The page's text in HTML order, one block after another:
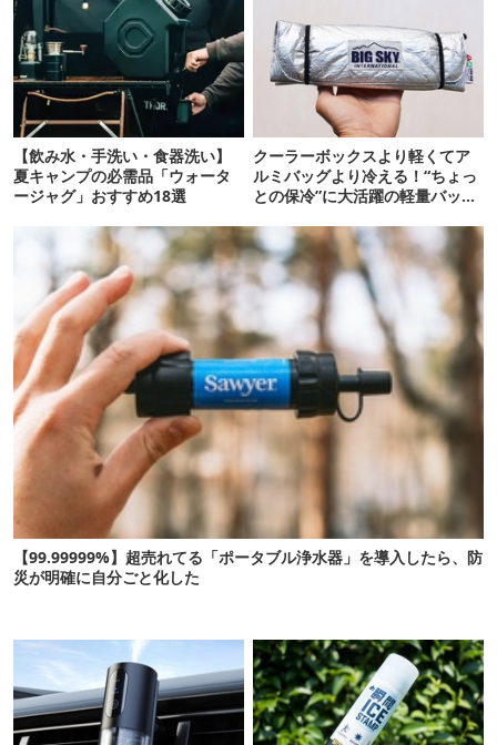
【飲み水・手洗い・食器洗い】
夏キャンプの必需品「ウォータ
ージャグ」おすすめ18選
クーラーボックスより軽くてア
ルミバッグより冷える！“ちょっ
との保冷”に大活躍の軽量バッグ
【99.99999%】超売れてる「ポータブル浄水器」を導入したら、防
災が明確に自分ごと化した